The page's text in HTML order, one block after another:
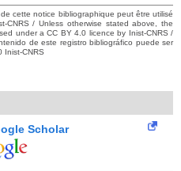
cette notice bibliographique peut être utilisé
CNRS / Unless otherwise stated above, the
under a CC BY 4.0 licence by Inist-CNRS /
de este registro bibliográfico puede ser
Inist-CNRS
Scholar